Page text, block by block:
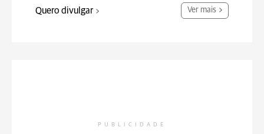
Quero divulgar Ver mais
PUBLICIDADE